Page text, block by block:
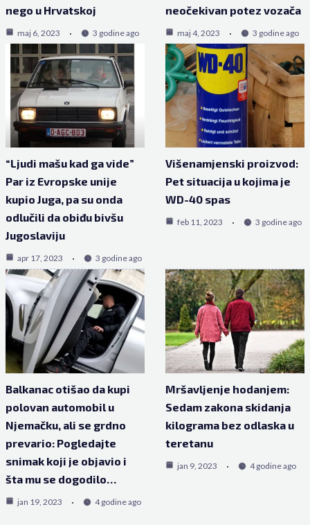
nego u Hrvatskoj
maj 6, 2023 3 godine ago
neočekivan potez vozača
maj 4, 2023 3 godine ago
“Ljudi mašu kad ga vide”
Par iz Evropske unije
kupio Juga, pa su onda
odlučili da obiđu bivšu
Jugoslaviju
apr 17, 2023 3 godine ago
Višenamjenski proizvod:
Pet situacija u kojima je
WD-40 spas
feb 11, 2023 3 godine ago
Balkanac otišao da kupi
polovan automobil u
Njemačku, ali se grdno
prevario: Pogledajte
snimak koji je objavio i
šta mu se dogodilo…
jan 19, 2023 4 godine ago
Mršavljenje hodanjem:
Sedam zakona skidanja
kilograma bez odlaska u
teretanu
jan 9, 2023 4 godine ago